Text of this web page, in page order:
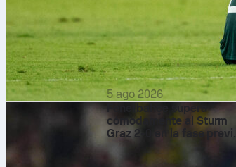
5 ago 2026
Fenerbahçe supera
cómodamente al Sturm
Graz 2-0 en la fase previa
de la Champions League